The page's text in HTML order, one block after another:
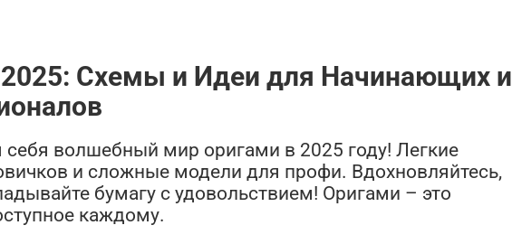
Схемы и Идеи для Начинающих и
себя волшебный мир оригами в 2025 году! Легкие
и сложные модели для профи. Вдохновляйтесь,
бумагу с удовольствием! Оригами – это
каждому.